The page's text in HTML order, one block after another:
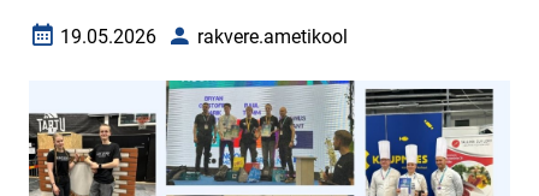
Loomise kuupäev
19.05.2026 Autorrakvere.ametikool